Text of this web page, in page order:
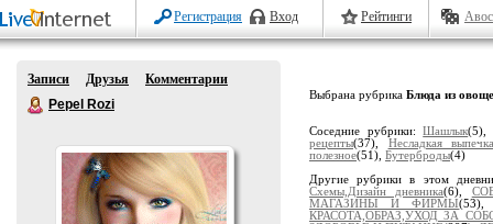
Регистрация Вход Рейтинги
Записи Друзья
Комментарии
Pepel Rozi
Выбрана рубрика Блюда из
Соседние рубрики:Шашлык(5),
рецепты(37), Несладкая
полезное(51), Бутерброды(4)
Другие рубрики в этом
Схемы,Дизайн дневника(6),
МАГАЗИНЫ И ФИРМЫ
КРАСОТА,ОБРАЗ,УХОД ЗА